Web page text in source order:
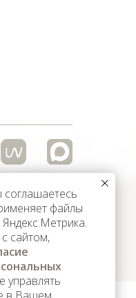
соглашаетесь
файлы
сайтом,
управлять